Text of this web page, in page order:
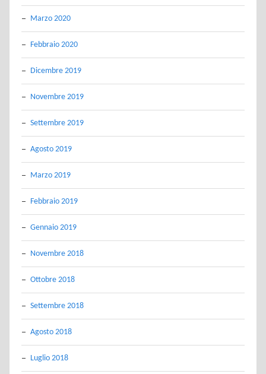
Marzo 2020
Febbraio 2020
Dicembre 2019
Novembre 2019
Settembre 2019
Agosto 2019
Marzo 2019
Febbraio 2019
Gennaio 2019
Novembre 2018
Ottobre 2018
Settembre 2018
Agosto 2018
Luglio 2018